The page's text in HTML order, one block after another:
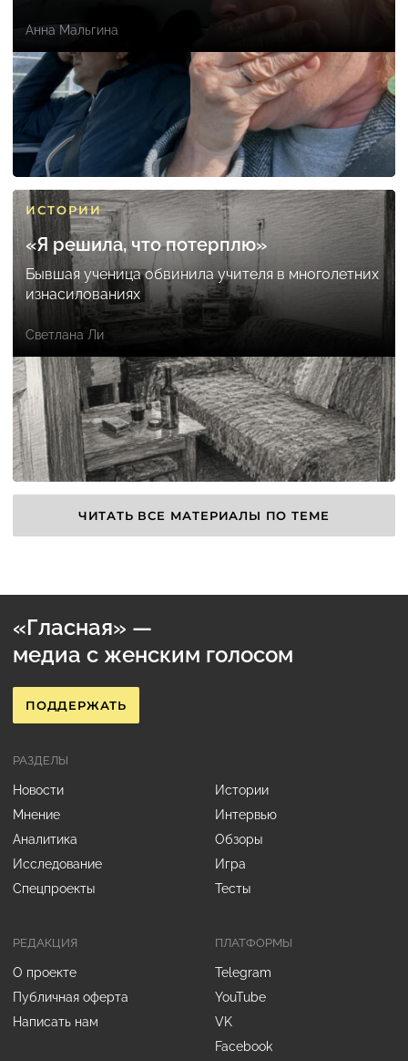
Анна Мальгина
ИСТОРИИ
«Я решила, что потерплю»
Бывшая ученица обвинила учителя в многолетних
изнасилованиях
Светлана Ли
ЧИТАТЬ ВСЕ МАТЕРИАЛЫ ПО ТЕМЕ
«Гласная» —
медиа с женским голосом
ПОДДЕРЖАТЬ
РЕДАКЦИЯ
О проекте
Публичная оферта
Написать нам
РАЗДЕЛЫ
Новости
Истории
Мнение
Интервью
Аналитика
Обзоры
Исследование
Игра
Спецпроекты
Тесты
ПЛАТФОРМЫ
Telegram
YouTube
VK
Facebook